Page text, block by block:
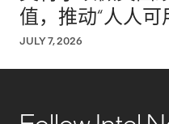
值，推动“人人可
JULY 7, 2026